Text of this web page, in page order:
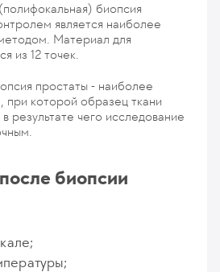
биопсия
является наиболее
Материал для
из 12 точек.
простаты - наиболее
при которой образец ткани
результате чего исследование
биопсии